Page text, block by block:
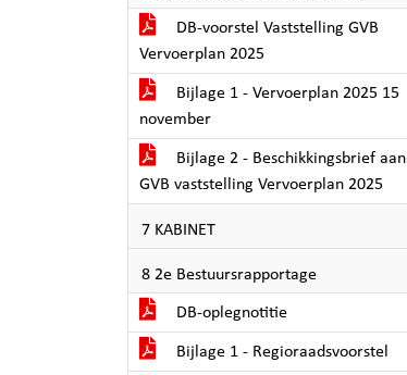
DB-voorstel Vaststelling GVB
Vervoerplan 2025
Bijlage 1 - Vervoerplan 2025 15
november
Bijlage 2 - Beschikkingsbrief aan
GVB vaststelling Vervoerplan 2025
7 KABINET
8 2e Bestuursrapportage
DB-oplegnotitie
Bijlage 1 - Regioraadsvoorstel